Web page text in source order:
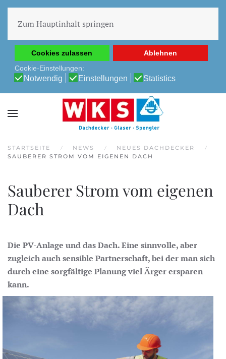
Erfahrung auf unserer Website zu ermöglichen.
Cookie-Richtlinie
Datenschutz-Bestimmungen
Cookies zulassen
Ablehnen
Cookie-Einstellungen:
Notwendig Einstellungen Statistics
Zum Hauptinhalt springen
STARTSEITE NEWS
NEUES DACHDECKER
SAUBERER STROM VOM EIGENEN DACH
Sauberer Strom vom eigenen
Dach
Die PV-Anlage und das Dach. Eine sinnvolle, aber
zugleich auch sensible Partnerschaft, bei der man sich
durch eine sorgfältige Planung viel Ärger ersparen
kann.